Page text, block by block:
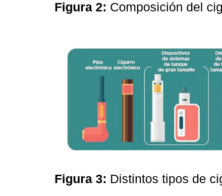
Figura 2: Composición del
Figura 3: Distintos tipos de